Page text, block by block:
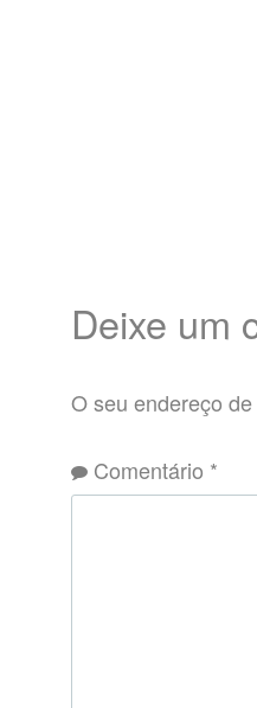
Deixe um
O seu endereço
Comentário *